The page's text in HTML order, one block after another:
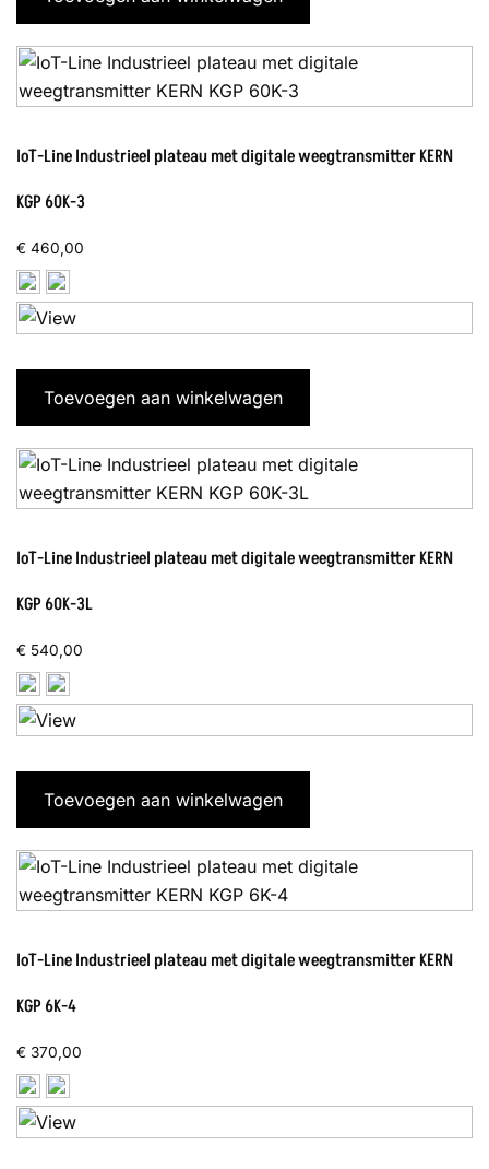
IoT-Line Industrieel plateau met digitale weegtransmitter KERN
KGP 60K-3
€ 460,00
Toevoegen aan winkelwagen
IoT-Line Industrieel plateau met digitale weegtransmitter KERN
KGP 60K-3L
€ 540,00
Toevoegen aan winkelwagen
IoT-Line Industrieel plateau met digitale weegtransmitter KERN
KGP 6K-4
€ 370,00